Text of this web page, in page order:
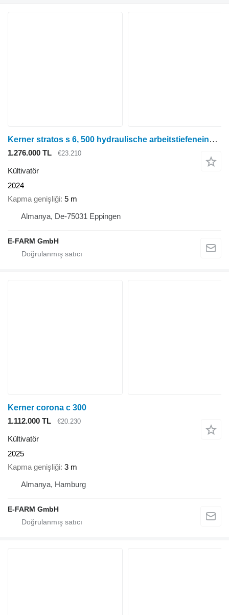
Kerner stratos s 6, 500 hydraulische arbeitstiefeneinstellung, hartmeta
1.276.000 TL €23.210
Kültivatör
2024
Kapma genişliği 5 m
Almanya, De-75031 Eppingen
E-FARM GmbH
Kerner corona c 300
1.112.000 TL
€20.230
Kültivatör
2025
Kapma genişliği 3 m
Almanya, Hamburg
E-FARM GmbH